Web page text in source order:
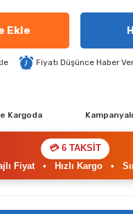
Ekle
Fiyatı Düşünce Haber Ver
Kargoda
💳 6 TAKSİT
Fiyat• Hızlı Kargo•